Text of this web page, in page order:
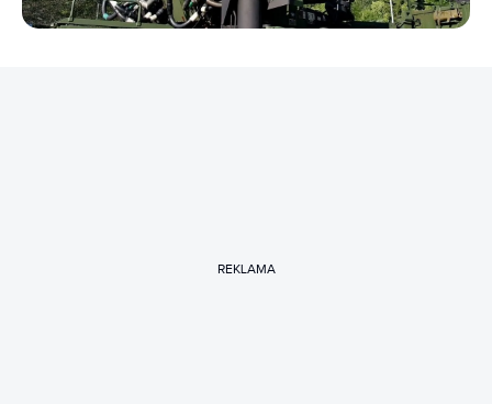
REKLAMA